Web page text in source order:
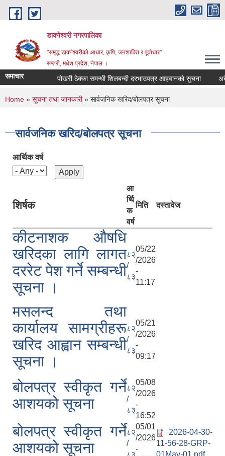
Skip to main content
डाक्नेश्वरी नगरपालिका
"समृद्ध डाक्नेश्वरीको आधार, कृषि, जनशाक्ति र पूर्वाधार"
सप्तरी, मधेश प्रदेश, नेपाल ।
समाचार पोखरी ठेक्का समन्धी शिलबन्दी दरभाउपत्र आहवानकाे सुचना अबैध
You are here
Home » सूचना तथा जानकारी» सार्वजनिक खरिद/बोलपत्र सूचना
सार्वजनिक खरिद/बोलपत्र सूचना
आर्थिक वर्ष
शिर्षक
आ
र्थि
क
वर्ष
मिति दस्तावेज
कीटनाशक औषधि
खरिदका लागि लागत
दररेट पेश गर्ने सम्बन्धी
सूचना ।
८२
/
८३
05/22
/2026
-
11:17
मसलन्द तथा
कार्यालय सामग्रीहरू
खरिद आह्वान सम्बन्धी
सूचना ।
८२
/
८३
05/21
/2026
-
09:17
बोलपत्र स्वीकृत गर्ने
आशयको सूचना
८२
/
८३
05/08
/2026
-
16:52
बोलपत्र स्वीकृत गर्ने
आशयको सूचना
८२
/
८३
05/01
/2026
-
2026-04-30-
11-56-28-GRP-
01May-01.pdf